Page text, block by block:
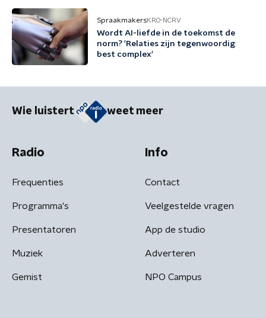
SpraakmakersKRO-NCRV
Wordt AI-liefde in de toekomst de
norm? 'Relaties zijn tegenwoordig
best complex'
Wie luistert weet meer
Radio
Frequenties
Programma's
Presentatoren
Muziek
Gemist
Info
Contact
Veelgestelde vragen
App de studio
Adverteren
NPO Campus